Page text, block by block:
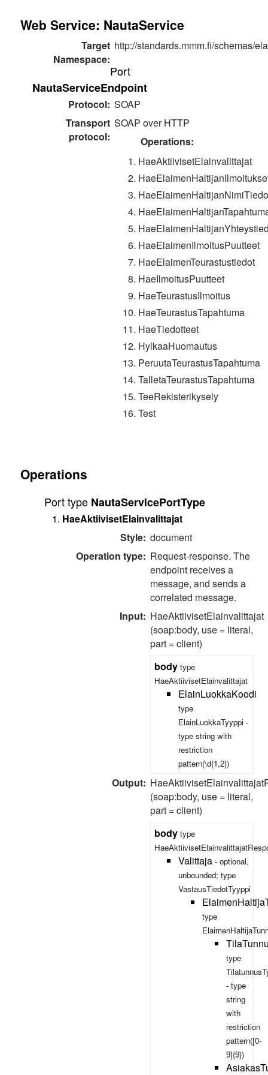
Web Service: NautaService
Target
Namespace:
http://standards.mmm.fi/schemas/
Port
NautaServiceEndpoint
Protocol: SOAP
Transport
protocol:
SOAP over HTTP
Operations:
HaeAktiivisetElainvalittajat
HaeElaimenIlmoitusPuutteet
HaeElaimenTeurastustiedot
HaeIlmoitusPuutteet
HaeTeurastusIlmoitus
HaeTeurastusTapahtuma
HaeTiedotteet
HylkaaHuomautus
PeruutaTeurastusTapahtuma
TalletaTeurastusTapahtuma
TeeRekisterikysely
Test
Operations
Port type NautaServicePortType
HaeAktiivisetElainvalittajat
Style: document
Operation type: Request-response. The
endpoint receives a
message, and sends a
correlated message.
Input: HaeAktiivisetElainvalittajat
(soap:body, use = literal,
part = client)
body type
HaeAktiivisetElainvalittajat
ElainLuokkaKoodi
type
ElainLuokkaTyyppi -
type string with
restriction
pattern(\d{1,2})
Output:
(soap:body, use = literal,
part = client)
body type
Valittaja - optional,
unbounded; type
VastausTiedotTyyppi
type
type
- type
string
with
restriction
pattern([0-
9]{9})